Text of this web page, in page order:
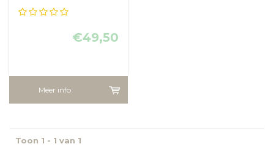
€49,50
Meer info
Toon 1 - 1 van 1